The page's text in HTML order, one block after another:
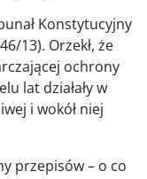
Konstytucyjny
13). Orzekł, że
ochrony
lat działały w
i wokół niej
przepisów – o co